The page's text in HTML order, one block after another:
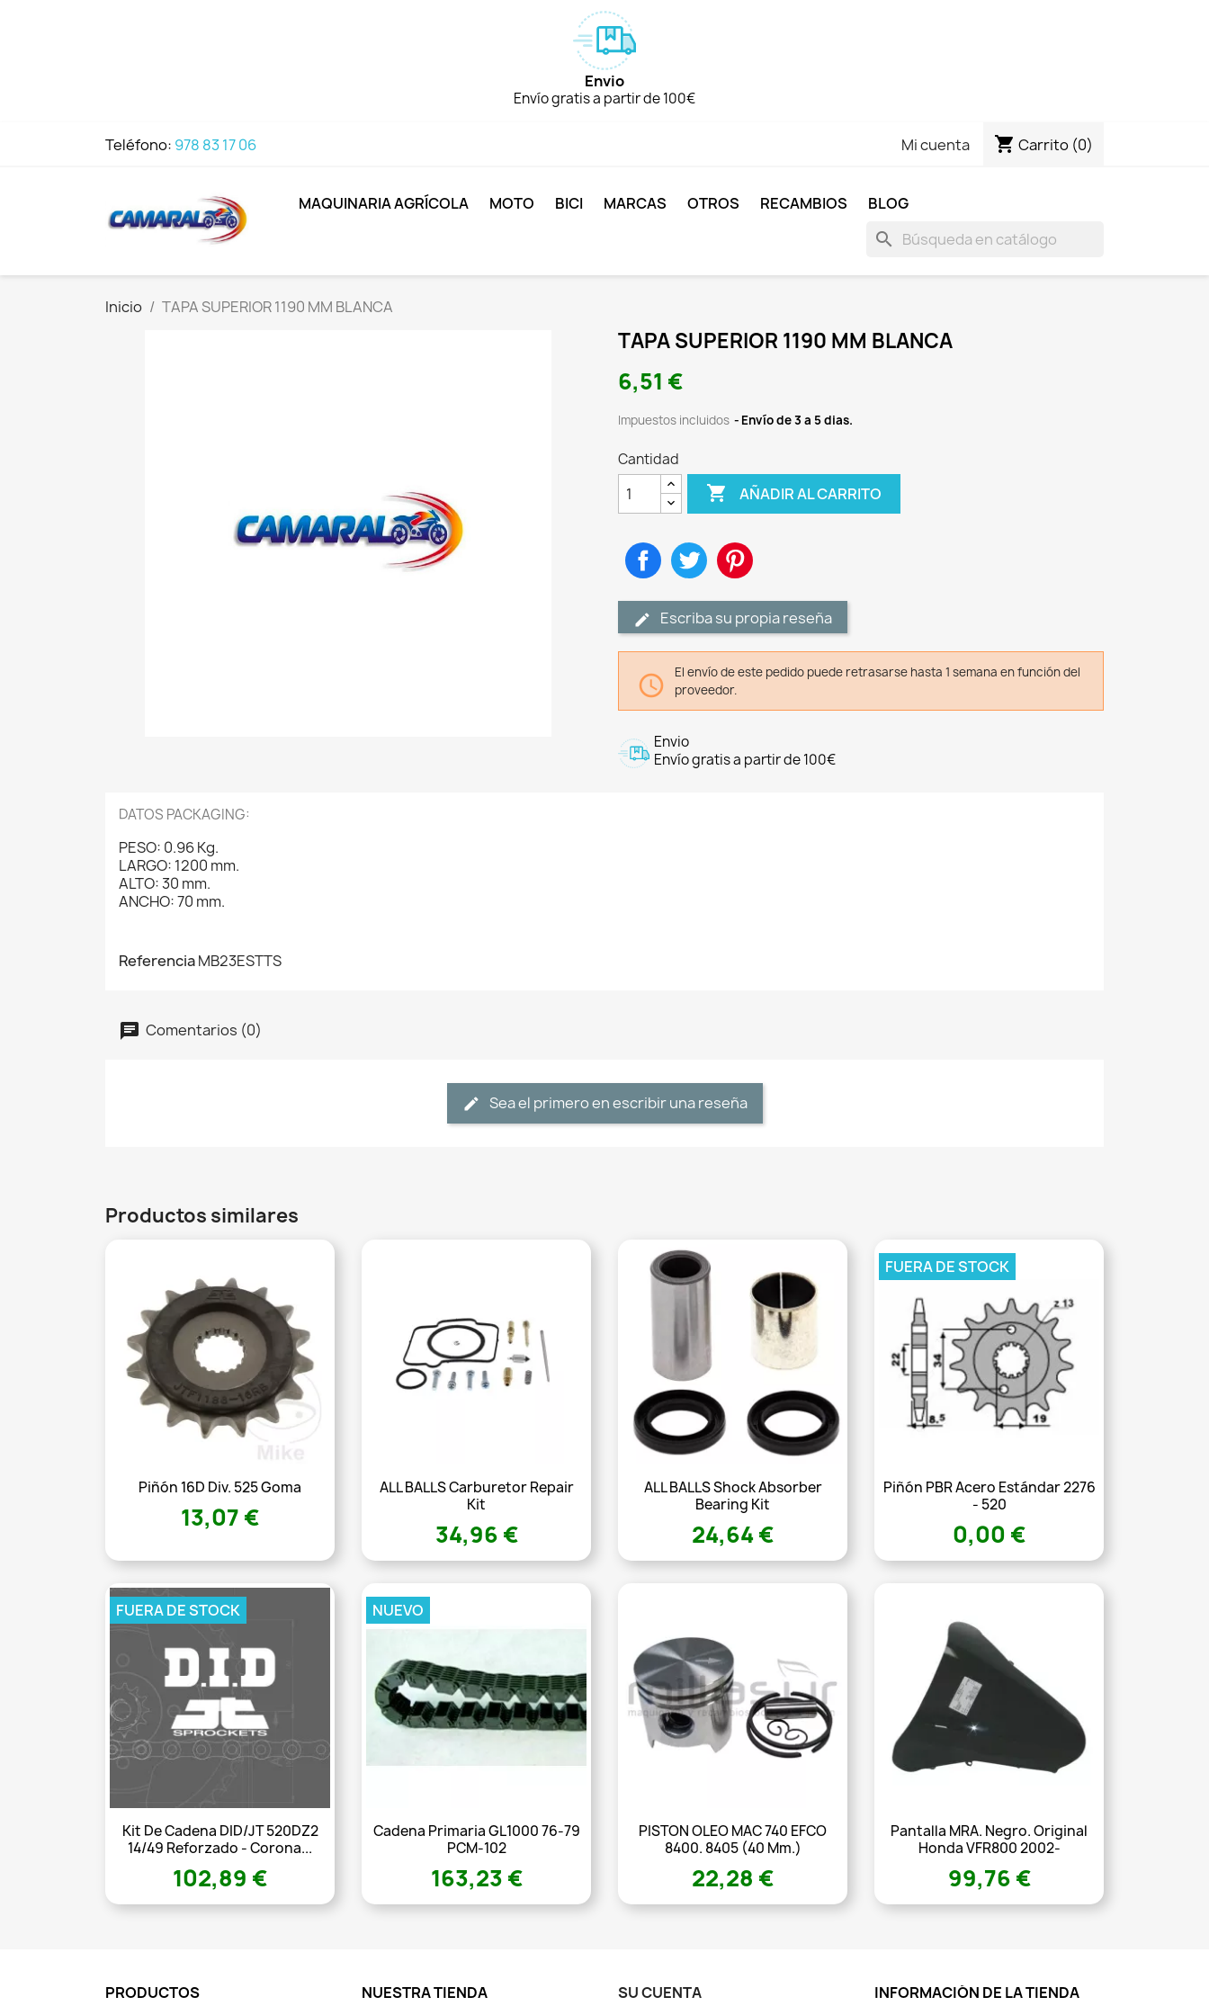
Envio
Envío gratis a partir de 100€
Teléfono: 978 83 17 06 Mi cuenta shopping_cart Carrito (0)
MAQUINARIA AGRÍCOLA MOTO BICI MARCAS OTROS RECAMBIOS BLOG
search
Inicio TAPA SUPERIOR 1190 MM BLANCA
TAPA SUPERIOR 1190 MM BLANCA
6,51 €
Impuestos incluidos Envío de 3 a 5 dias.
Cantidad
 AÑADIR AL CARRITO
CompartirTuitear
Escriba su propia reseña

El envío de este pedido puede retrasarse hasta 1 semana en función del
proveedor.
Envio
Envío gratis a partir de 100€
DATOS PACKAGING:
PESO: 0.96 Kg.
LARGO: 1200 mm.
ALTO: 30 mm.
ANCHO: 70 mm.
ReferenciaMB23ESTTS
Comentarios (0)
Sea el primero en escribir una reseña
Productos similares
Piñón 16D Div. 525 Goma
13,07 €
ALL BALLS Carburetor Repair
Kit
34,96 €
ALL BALLS Shock Absorber
Bearing Kit
24,64 €
Piñón PBR Acero Estándar 2276
- 520
0,00 €
FUERA DE STOCK
Kit De Cadena DID/JT 520DZ2
14/49 Reforzado - Corona...
102,89 €
FUERA DE STOCK
Cadena Primaria GL1000 76-79
PCM-102
163,23 €
NUEVO
PISTON OLEO MAC 740 EFCO
8400. 8405 (40 Mm.)
22,28 €
Pantalla MRA. Negro. Original
Honda VFR800 2002-
99,76 €
PRODUCTOS NUESTRA TIENDA SU CUENTA INFORMACIÓN DE LA TIENDA